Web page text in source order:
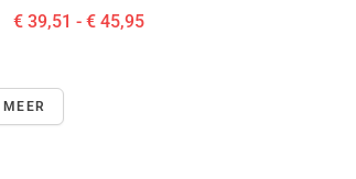
€ 39,51 - € 45,95